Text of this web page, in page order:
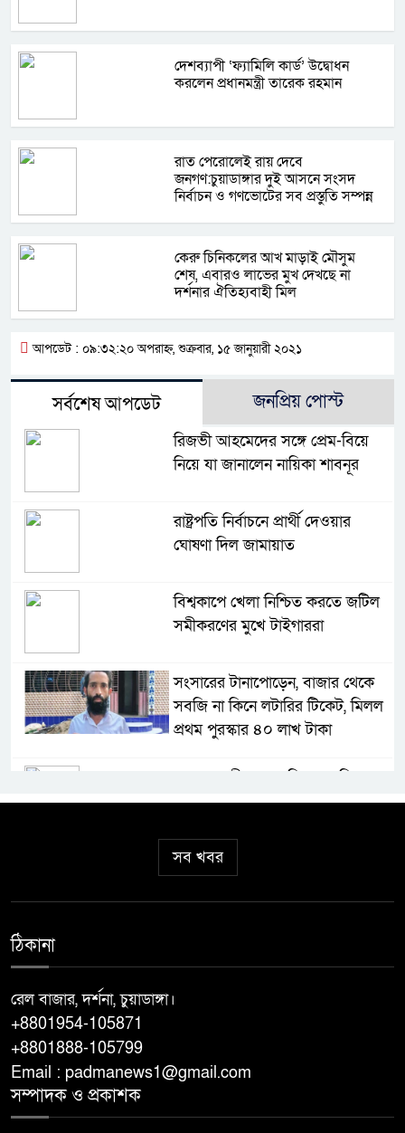
দেশব্যাপী ‘ফ্যামিলি কার্ড’ উদ্বোধন
করলেন প্রধানমন্ত্রী তারেক রহমান
রাত পেরোলেই রায় দেবে
জনগণ:চুয়াডাঙ্গার দুই আসনে সংসদ
নির্বাচন ও গণভোটের সব প্রস্তুতি সম্পন্ন
কেরু চিনিকলের আখ মাড়াই মৌসুম
শেষ, এবারও লাভের মুখ দেখছে না
দর্শনার ঐতিহ্যবাহী মিল
আপডেট : ০৯:৩২:২০ অপরাহ্ন, শুক্রবার, ১৫ জানুয়ারী ২০২১
সর্বশেষ আপডেট জনপ্রিয় পোস্ট
রিজভী আহমেদের সঙ্গে প্রেম-বিয়ে
নিয়ে যা জানালেন নায়িকা শাবনূর
রাষ্ট্রপতি নির্বাচনে প্রার্থী দেওয়ার
ঘোষণা দিল জামায়াত
বিশ্বকাপে খেলা নিশ্চিত করতে জটিল
সমীকরণের মুখে টাইগাররা
সংসারের টানাপোড়েন, বাজার থেকে
সবজি না কিনে লটারির টিকেট, মিলল
প্রথম পুরস্কার ৪০ লাখ টাকা
মহেশপুর সীমান্তে অভিযান চালিয়ে
আসামীবিহীন ভারতীয় মদ, গাঁজা ও
ঝিনাইদহে তৈরি হচ্ছে দেশের প্রথম
কেশবপুরে হরিহর নদে গোসলে নেমে
নিখোঁজ বৃদ্ধের মরদেহ উদ্ধার
আটক
সব খবর
ঠিকানা
রেল বাজার, দর্শনা, চুয়াডাঙ্গা।
+8801954-105871
+8801888-105799
Email : padmanews1@gmail.com
সম্পাদক ও প্রকাশক